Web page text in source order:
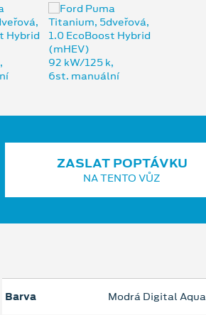
ZASLAT POPTÁVKU
NA TENTO VŮZ
Barva Modrá Digital Aqua